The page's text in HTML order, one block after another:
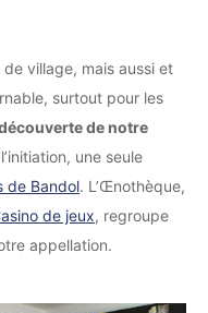
de village, mais aussi et
surtout pour les
de notre
une seule
de Bandol. L’Œnothèque,
de jeux, regroupe
appellation.